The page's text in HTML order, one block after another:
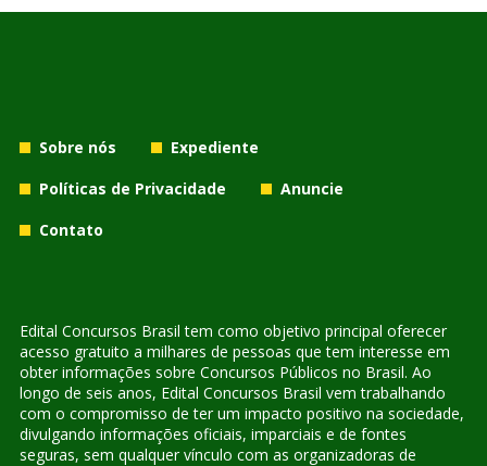
Sobre nós
Expediente
Políticas de Privacidade
Anuncie
Contato
Edital Concursos Brasil tem como objetivo principal oferecer
acesso gratuito a milhares de pessoas que tem interesse em
obter informações sobre Concursos Públicos no Brasil. Ao
longo de seis anos, Edital Concursos Brasil vem trabalhando
com o compromisso de ter um impacto positivo na sociedade,
divulgando informações oficiais, imparciais e de fontes
seguras, sem qualquer vínculo com as organizadoras de